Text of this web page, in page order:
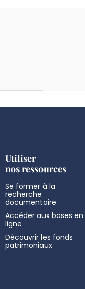
Utiliser
nos ressources
Se former à la
recherche
documentaire
Accéder aux bases en
ligne
Découvrir les fonds
patrimoniaux